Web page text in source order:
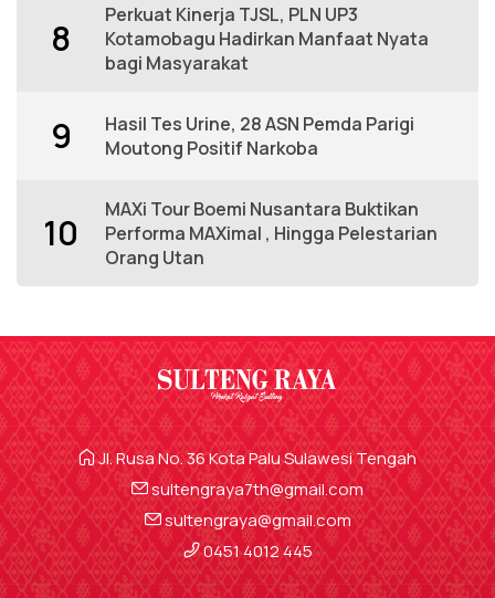
8
Perkuat Kinerja TJSL, PLN UP3
Kotamobagu Hadirkan Manfaat Nyata
bagi Masyarakat
9
Hasil Tes Urine, 28 ASN Pemda Parigi
Moutong Positif Narkoba
10
MAXi Tour Boemi Nusantara Buktikan
Performa MAXimal , Hingga Pelestarian
Orang Utan
Jl. Rusa No. 36 Kota Palu Sulawesi Tengah
sultengraya7th@gmail.com
sultengraya@gmail.com
0451 4012 445